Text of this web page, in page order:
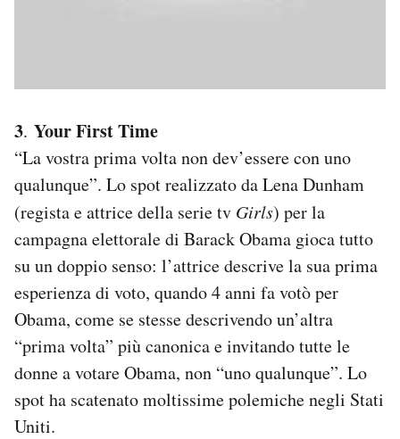
3. Your First Time
“La vostra prima volta non dev’essere con uno
qualunque”. Lo spot realizzato da Lena Dunham
(regista e attrice della serie tv Girls) per la
campagna elettorale di Barack Obama gioca tutto
su un doppio senso: l’attrice descrive la sua prima
esperienza di voto, quando 4 anni fa votò per
Obama, come se stesse descrivendo un’altra
“prima volta” più canonica e invitando tutte le
donne a votare Obama, non “uno qualunque”. Lo
spot ha scatenato moltissime polemiche negli Stati
Uniti.